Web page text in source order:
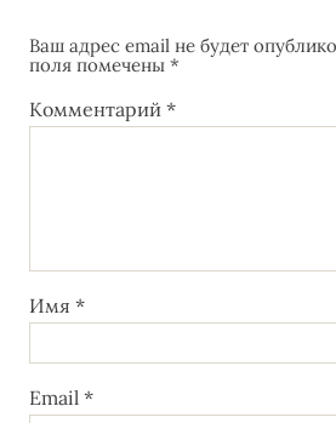
Ваш адрес email не будет
поля помечены *
Комментарий *
Имя *
Email *